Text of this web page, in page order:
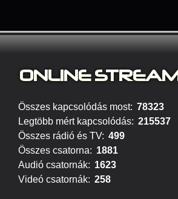
ONLINE STREAM
Összes kapcsolódás most: 78323
Legtöbb mért kapcsolódás: 215537
Összes rádió és TV: 499
Összes csatorna: 1881
Audió csatornák: 1623
Videó csatornák: 258